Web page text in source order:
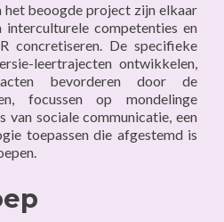
het beoogde project zijn elkaar
interculturele competenties en
concretiseren. De specifieke
leertrajecten ontwikkelen,
bevorderen door de
focussen op mondelinge
van sociale communicatie, een
toepassen die afgestemd is